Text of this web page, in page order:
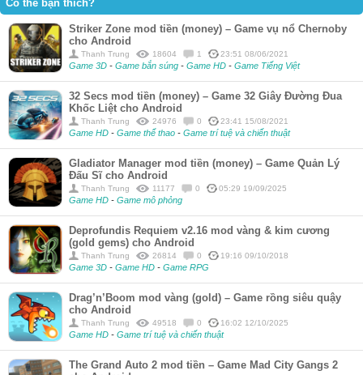
Có thể bạn thích?
Striker Zone mod tiền (money) – Game vụ nổ Chernoby
cho Android
Thanh Trung 18604 1 23:51 08/06/2021
Game 3D - Game bắn súng - Game HD - Game Tiếng Việt
32 Secs mod tiền (money) – Game 32 Giây Đường Đua
Khốc Liệt cho Android
Thanh Trung 24976 0 23:41 15/08/2021
Game HD - Game thể thao - Game trí tuệ và chiến thuật
Gladiator Manager mod tiền (money) – Game Quản Lý
Đấu Sĩ cho Android
Thanh Trung 11177 0 05:29 19/09/2025
Game HD - Game mô phỏng
Deprofundis Requiem v2.16 mod vàng & kim cương
(gold gems) cho Android
Thanh Trung 26814 0 19:16 09/10/2018
Game 3D - Game HD - Game RPG
Drag’n’Boom mod vàng (gold) – Game rồng siêu quậy
cho Android
Thanh Trung 49518 0 16:02 12/10/2025
Game HD - Game trí tuệ và chiến thuật
The Grand Auto 2 mod tiền – Game Mad City Gangs 2